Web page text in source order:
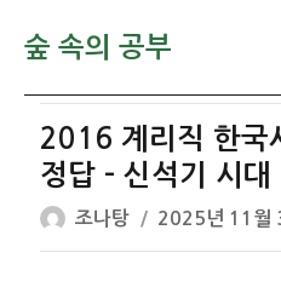
숲 속의 공부
2016 계리직 한국
정답 – 신석기 시대
글
쓴
조나탕
작
성
2025년 11월